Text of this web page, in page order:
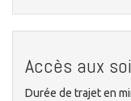
Accès aux
Durée de trajet en